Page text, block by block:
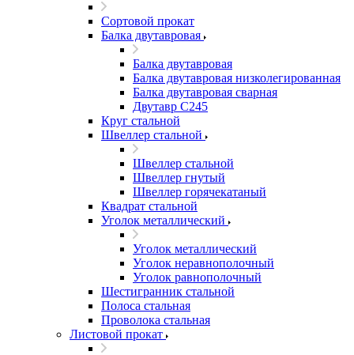
Сортовой прокат
Балка двутавровая
Балка двутавровая
Балка двутавровая низколегированная
Балка двутавровая сварная
Двутавр С245
Круг стальной
Швеллер стальной
Швеллер стальной
Швеллер гнутый
Швеллер горячекатаный
Квадрат стальной
Уголок металлический
Уголок металлический
Уголок неравнополочный
Уголок равнополочный
Шестигранник стальной
Полоса стальная
Проволока стальная
Листовой прокат